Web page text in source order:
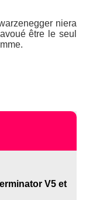
niera
être le seul
V5 et